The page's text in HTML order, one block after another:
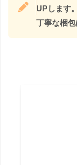
UPします
丁寧な梱包